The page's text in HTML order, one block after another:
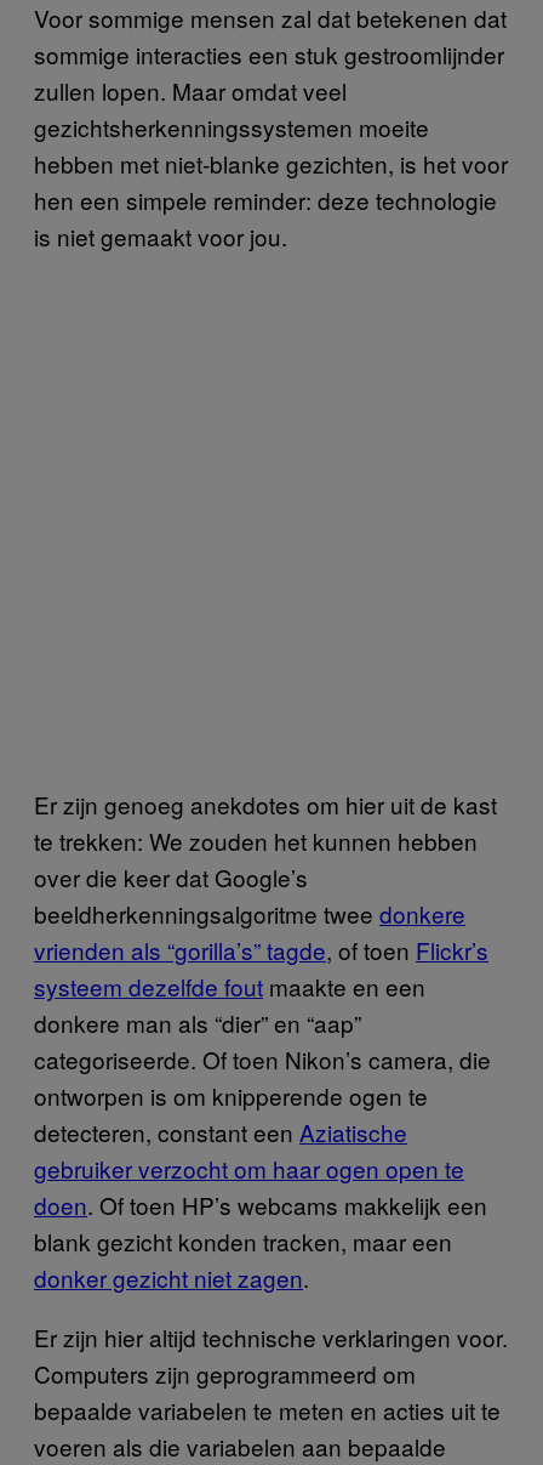
Voor sommige mensen zal dat betekenen dat
sommige interacties een stuk gestroomlijnder
zullen lopen. Maar omdat veel
gezichtsherkenningssystemen moeite
hebben met niet-blanke gezichten, is het voor
hen een simpele reminder: deze technologie
is niet gemaakt voor jou.
Er zijn genoeg anekdotes om hier uit de kast
te trekken: We zouden het kunnen hebben
over die keer dat Google’s
beeldherkenningsalgoritme twee donkere
vrienden als “gorilla’s” tagde, of toen Flickr’s
systeem dezelfde fout maakte en een
donkere man als “dier” en “aap”
categoriseerde. Of toen Nikon’s camera, die
ontworpen is om knipperende ogen te
detecteren, constant een Aziatische
gebruiker verzocht om haar ogen open te
doen. Of toen HP’s webcams makkelijk een
blank gezicht konden tracken, maar een
donker gezicht niet zagen.
Er zijn hier altijd technische verklaringen voor.
Computers zijn geprogrammeerd om
bepaalde variabelen te meten en acties uit te
voeren als die variabelen aan bepaalde